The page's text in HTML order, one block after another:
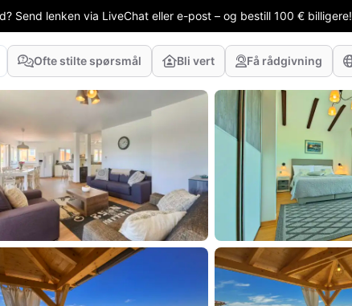
Send lenken via LiveChat eller e-post – og bestill 100 € billigere!
Ofte stilte spørsmål Bli vert Få rådgivning